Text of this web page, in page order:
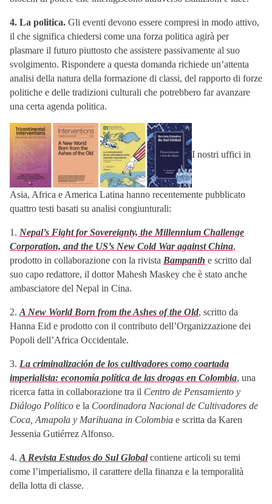
4. La politica. Gli eventi devono essere compresi in modo attivo,
il che significa chiedersi come una forza politica agirà per
plasmare il futuro piuttosto che assistere passivamente al suo
svolgimento. Rispondere a questa domanda richiede un’attenta
analisi della natura della formazione di classi, del rapporto di forze
politiche e delle tradizioni culturali che potrebbero far avanzare
una certa agenda politica.
I nostri uffici in
Asia, Africa e America Latina hanno recentemente pubblicato
quattro testi basati su analisi congiunturali:
1. Nepal’s Fight for Sovereignty, the Millennium Challenge
Corporation, and the US’s New Cold War against China,
prodotto in collaborazione con la rivista Bampanth e scritto dal
suo capo redattore, il dottor Mahesh Maskey che è stato anche
ambasciatore del Nepal in Cina.
2. A New World Born from the Ashes of the Old, scritto da
Hanna Eid e prodotto con il contributo dell’Organizzazione dei
Popoli dell’Africa Occidentale.
3. La criminalización de los cultivadores como coartada
imperialista: economía política de las drogas en Colombia, una
ricerca fatta in collaborazione tra il Centro de Pensamiento y
Diálogo Político e la Coordinadora Nacional de Cultivadores de
Coca, Amapola y Marihuana in Colombia e scritta da Karen
Jessenia Gutiérrez Alfonso.
4. A Revista Estudos do Sul Globalcontiene articoli su temi
come l’imperialismo, il carattere della finanza e la temporalità
della lotta di classe.